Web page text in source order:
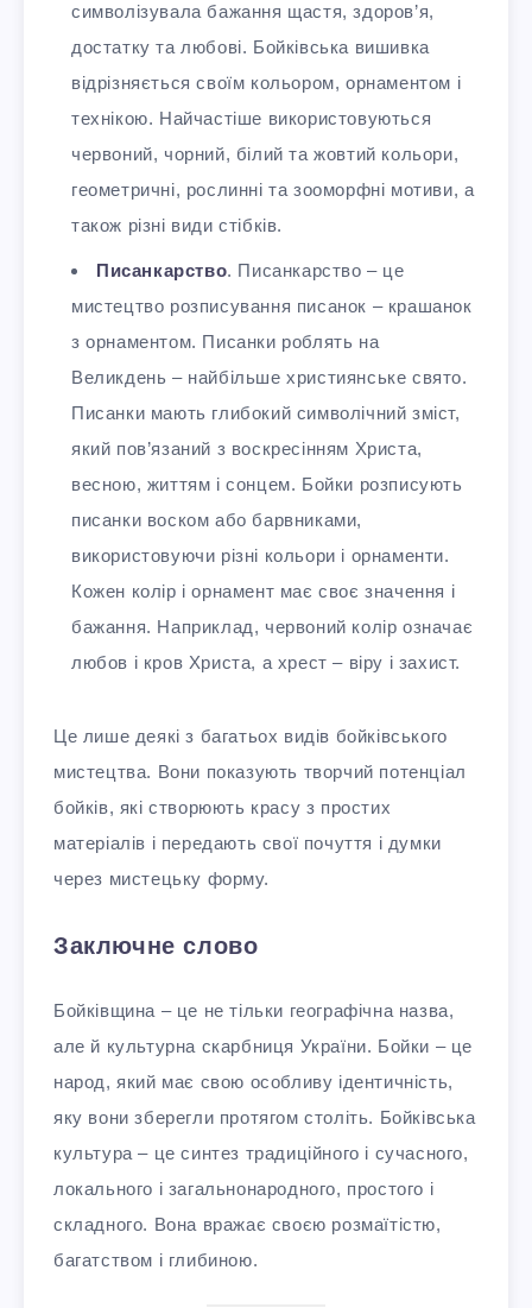
символізувала бажання щастя, здоров’я,
достатку та любові. Бойківська вишивка
відрізняється своїм кольором, орнаментом і
технікою. Найчастіше використовуються
червоний, чорний, білий та жовтий кольори,
геометричні, рослинні та зооморфні мотиви, а
також різні види стібків.
Писанкарство. Писанкарство – це
мистецтво розписування писанок – крашанок
з орнаментом. Писанки роблять на
Великдень – найбільше християнське свято.
Писанки мають глибокий символічний зміст,
який пов’язаний з воскресінням Христа,
весною, життям і сонцем. Бойки розписують
писанки воском або барвниками,
використовуючи різні кольори і орнаменти.
Кожен колір і орнамент має своє значення і
бажання. Наприклад, червоний колір означає
любов і кров Христа, а хрест – віру і захист.
Це лише деякі з багатьох видів бойківського
мистецтва. Вони показують творчий потенціал
бойків, які створюють красу з простих
матеріалів і передають свої почуття і думки
через мистецьку форму.
Заключне слово
Бойківщина – це не тільки географічна назва,
але й культурна скарбниця України. Бойки – це
народ, який має свою особливу ідентичність,
яку вони зберегли протягом століть. Бойківська
культура – це синтез традиційного і сучасного,
локального і загальнонародного, простого і
складного. Вона вражає своєю розмаїтістю,
багатством і глибиною.